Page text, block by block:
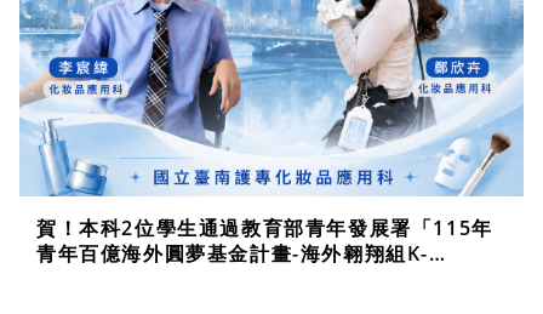
賀！本科2位學生通過教育部青年發展署「115年
青年百億海外圓夢基金計畫-海外翱翔組K-